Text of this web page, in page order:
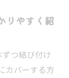
の違いを
りやすく紹
つ結び付け
カバーする方